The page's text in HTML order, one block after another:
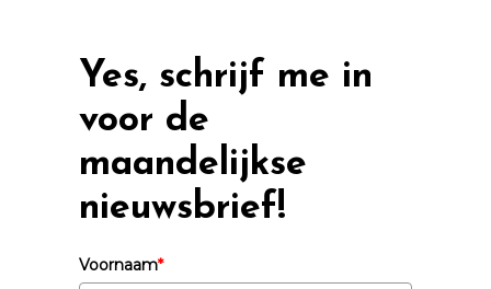
Yes, schrijf me in
voor de
maandelijkse
nieuwsbrief!
Voornaam*